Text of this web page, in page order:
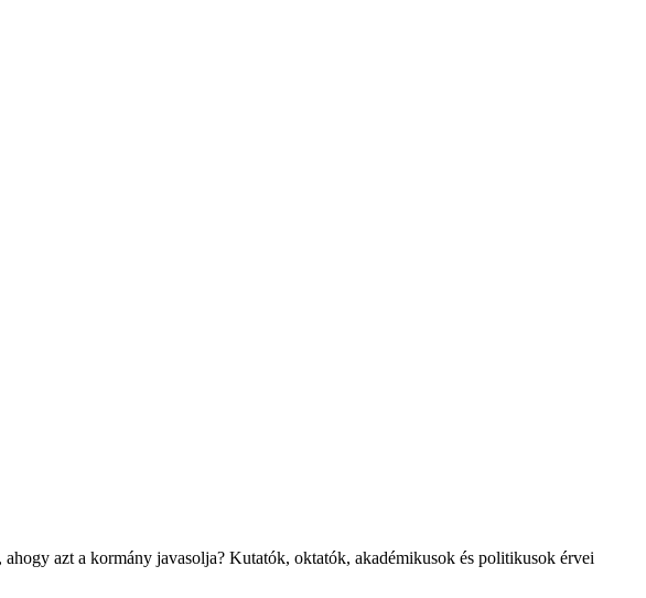
azt a kormány javasolja? Kutatók, oktatók, akadémikusok és politikusok érvei